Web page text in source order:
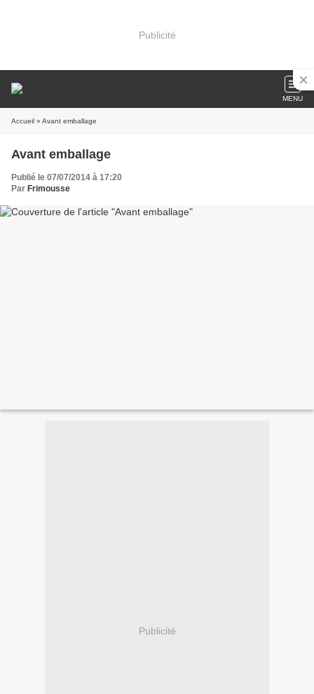
Publicité
MENU
Accueil » Avant emballage
Avant emballage
Publié le 07/07/2014 à 17:20
Par Frimousse
Publicité